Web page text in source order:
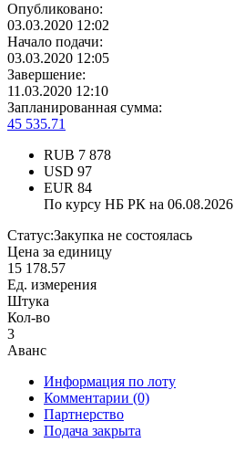
Опубликовано:
03.03.2020 12:02
Начало подачи:
03.03.2020 12:05
Завершение:
11.03.2020 12:10
Запланированная сумма:
45 535.71
RUB 7 878
USD 97
EUR 84
По курсу НБ РК на 06.08.2026
Статус:Закупка не состоялась
Цена за единицу
15 178.57
Ед. измерения
Штука
Кол-во
3
Аванс
Информация по лоту
Комментарии (0)
Партнерство
Подача закрыта